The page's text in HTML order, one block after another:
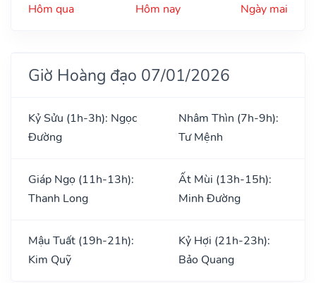
Hôm qua Hôm nay Ngày mai
Giờ Hoàng đạo 07/01/2026
Kỷ Sửu (1h-3h): Ngọc
Đường
Nhâm Thìn (7h-9h):
Tư Mệnh
Giáp Ngọ (11h-13h):
Thanh Long
Ất Mùi (13h-15h):
Minh Đường
Mậu Tuất (19h-21h):
Kim Quỹ
Kỷ Hợi (21h-23h):
Bảo Quang